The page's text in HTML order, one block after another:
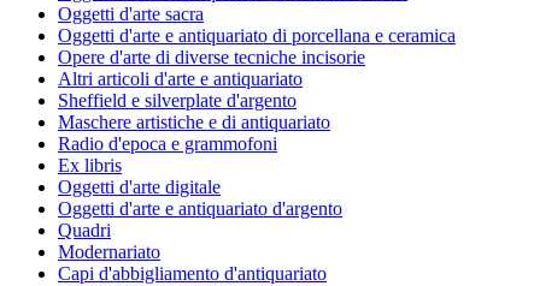
Oggetti d'arte sacra
Oggetti d'arte e antiquariato di porcellana e ceramica
Opere d'arte di diverse tecniche incisorie
Altri articoli d'arte e antiquariato
Sheffield e silverplate d'argento
Maschere artistiche e di antiquariato
Radio d'epoca e grammofoni
Ex libris
Oggetti d'arte digitale
Oggetti d'arte e antiquariato d'argento
Quadri
Modernariato
Capi d'abbigliamento d'antiquariato